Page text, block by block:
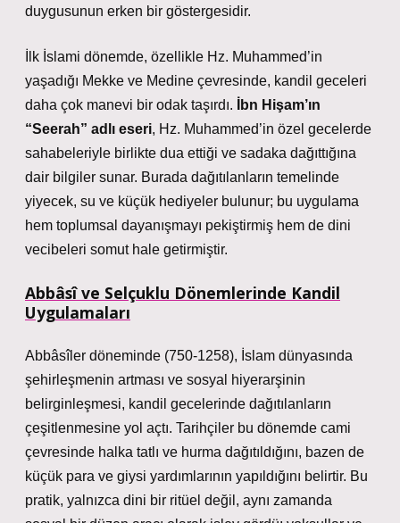
duygusunun erken bir göstergesidir.
İlk İslami dönemde, özellikle Hz. Muhammed’in
yaşadığı Mekke ve Medine çevresinde, kandil geceleri
daha çok manevi bir odak taşırdı.
İbn Hişam’ın
“Seerah” adlı eseri, Hz. Muhammed’in özel gecelerde
sahabeleriyle birlikte dua ettiği ve sadaka dağıttığına
dair bilgiler sunar. Burada dağıtılanların temelinde
yiyecek, su ve küçük hediyeler bulunur; bu uygulama
hem toplumsal dayanışmayı pekiştirmiş hem de dini
vecibeleri somut hale getirmiştir.
Abbâsî ve Selçuklu Dönemlerinde Kandil
Uygulamaları
Abbâsîler döneminde (750-1258), İslam dünyasında
şehirleşmenin artması ve sosyal hiyerarşinin
belirginleşmesi, kandil gecelerinde dağıtılanların
çeşitlenmesine yol açtı. Tarihçiler bu dönemde cami
çevresinde halka tatlı ve hurma dağıtıldığını, bazen de
küçük para ve giysi yardımlarının yapıldığını belirtir. Bu
pratik, yalnızca dini bir ritüel değil, aynı zamanda